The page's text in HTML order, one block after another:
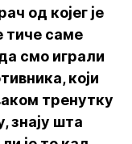
од којег је
тиче саме
смо играли
који
тренутку
знају шта